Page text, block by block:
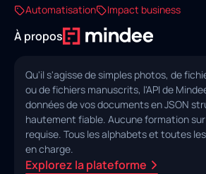
Automatisation Impact business
À propos
Qu'il s'agisse de simples photos, de
ou de fichiers manuscrits, l'API de
données de vos documents en JSON
hautement fiable. Aucune formation
requise. Tous les alphabets et toutes
en charge.
Explorez la plateforme